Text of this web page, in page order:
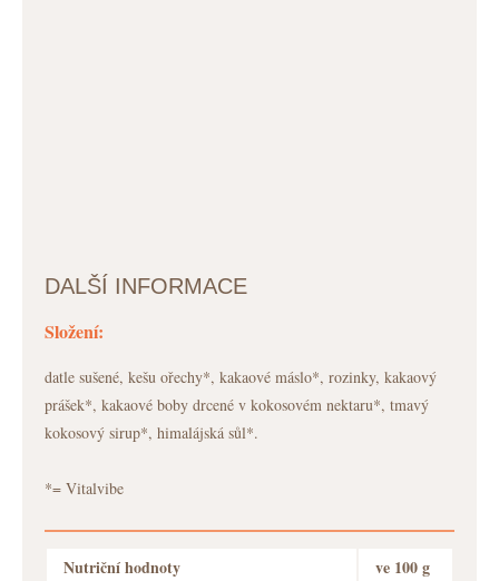
DALŠÍ INFORMACE
Složení:
datle sušené, kešu ořechy*, kakaové máslo*, rozinky, kakaový
prášek*, kakaové boby drcené v kokosovém nektaru*, tmavý
kokosový sirup*, himalájská sůl*.
*= Vitalvibe
Nutriční hodnoty ve 100 g